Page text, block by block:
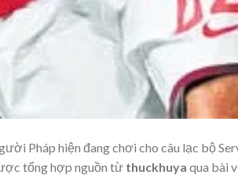
Pháp hiện đang chơi cho câu lạc bộ
tổng hợp nguồn từ thuckhuya qua bài